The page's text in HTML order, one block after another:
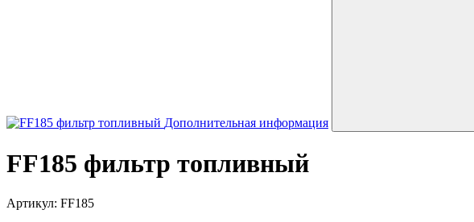
Дополнительная информация
FF185 фильтр топливный
Артикул: FF185